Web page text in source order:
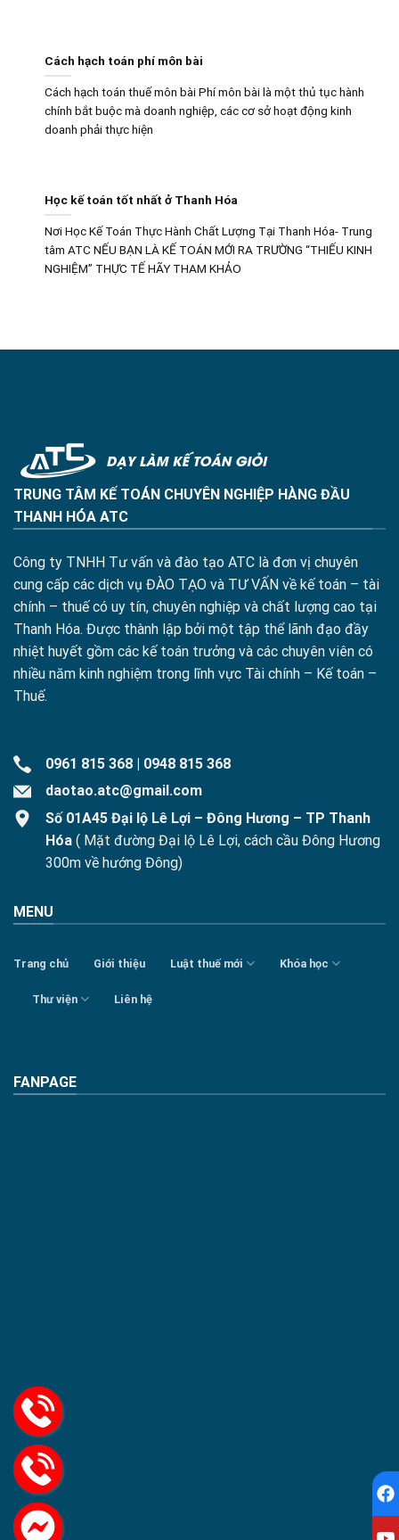
Cách hạch toán phí môn bài
Cách hạch toán thuế môn bài Phí môn bài là một thủ tục hành
chính bắt buộc mà doanh nghiệp, các cơ sở hoạt động kinh
doanh phải thực hiện
Học kế toán tốt nhất ở Thanh Hóa
Nơi Học Kế Toán Thực Hành Chất Lượng Tại Thanh Hóa- Trung
tâm ATC NẾU BẠN LÀ KẾ TOÁN MỚI RA TRƯỜNG “THIẾU KINH
NGHIỆM” THỰC TẾ HÃY THAM KHẢO
TRUNG TÂM KẾ TOÁN CHUYÊN NGHIỆP HÀNG ĐẦU
THANH HÓA ATC
Công ty TNHH Tư vấn và đào tạo ATC là đơn vị chuyên
cung cấp các dịch vụ ĐÀO TẠO và TƯ VẤN về kế toán – tài
chính – thuế có uy tín, chuyên nghiệp và chất lượng cao tại
Thanh Hóa. Được thành lập bởi một tập thể lãnh đạo đầy
nhiệt huyết gồm các kế toán trưởng và các chuyên viên có
nhiều năm kinh nghiệm trong lĩnh vực Tài chính – Kế toán –
Thuế.
0961 815 368
0948 815 368
daotao.atc@gmail.com
Số 01A45 Đại lộ Lê Lợi – Đông Hương – TP Thanh
Hóa ( Mặt đường Đại lộ Lê Lợi, cách cầu Đông Hương
300m về hướng Đông)
MENU
Trang chủ Giới thiệu Luật thuế mới Khóa học
Thư viện Liên hệ
FANPAGE